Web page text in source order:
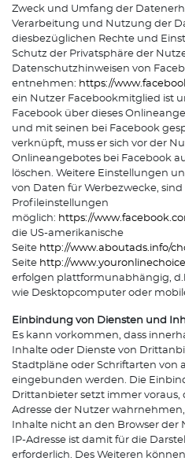
Zweck und Umfang der
Verarbeitung und Nutzung der
diesbezüglichen Rechte und
Schutz der Privatsphäre der
Datenschutzhinweisen von
entnehmen: https://
ein Nutzer Facebookmitglied ist
Facebook über dieses
und mit seinen bei Facebook
verknüpft, muss er sich vor der
Onlineangebotes bei Facebook
löschen. Weitere Einstellungen
von Daten für Werbezwecke,
Profileinstellungen
möglich: https://
die US-amerikanische
Seite http://www.aboutads.info/
Seite http://
erfolgen plattformunabhängig,
wie Desktopcomputer oder
Einbindung von Diensten und
Es kann vorkommen, dass
Inhalte oder Dienste von
Stadtpläne oder Schriftarten von
eingebunden werden. Die
Drittanbieter setzt immer voraus,
Adresse der Nutzer
Inhalte nicht an den Browser
IP-Adresse ist damit für die
erforderlich. Des Weiteren